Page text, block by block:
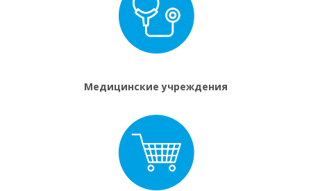
Медицинские учреждения